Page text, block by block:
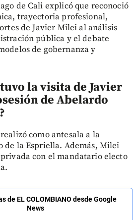
de Cali explicó que reconoció
trayectoria profesional,
de Javier Milei al análisis
pública y el debate
de gobernanza y
la visita de Javier
de Abelardo
como antesala a la
de la Espriella. Además, Milei
con el mandatario electo
de EL COLOMBIANO desde Google
News